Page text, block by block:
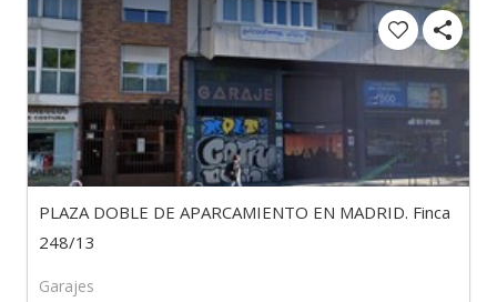
PLAZA DOBLE DE APARCAMIENTO EN MADRID. Finca
248/13
Garajes